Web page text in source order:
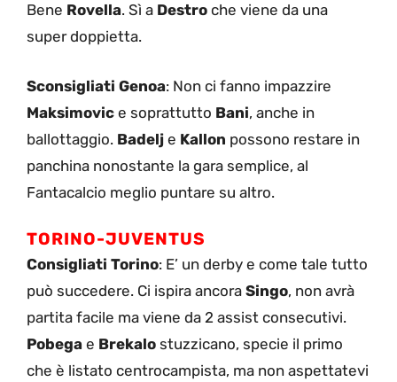
Bene Rovella. Sì a Destro che viene da una
super doppietta.
Sconsigliati Genoa: Non ci fanno impazzire
Maksimovic e soprattutto Bani, anche in
ballottaggio. Badelj e Kallon possono restare in
panchina nonostante la gara semplice, al
Fantacalcio meglio puntare su altro.
TORINO-JUVENTUS
Consigliati Torino: E’ un derby e come tale tutto
può succedere. Ci ispira ancora Singo, non avrà
partita facile ma viene da 2 assist consecutivi.
Pobega e Brekalo stuzzicano, specie il primo
che è listato centrocampista, ma non aspettatevi